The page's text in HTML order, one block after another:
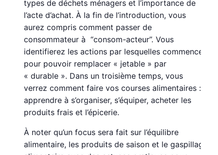
types de déchets ménagers et l’importance de
l’acte d’achat. À la fin de l’introduction, vous
aurez compris comment passer de
consommateur à “consom-acteur”. Vous
identifierez les actions par lesquelles commencer
pour pouvoir remplacer « jetable » par
« durable ». Dans un troisième temps, vous
verrez comment faire vos courses alimentaires :
apprendre à s’organiser, s’équiper, acheter les
produits frais et l’épicerie.
À noter qu’un focus sera fait sur l’équilibre
alimentaire, les produits de saison et le gaspillage